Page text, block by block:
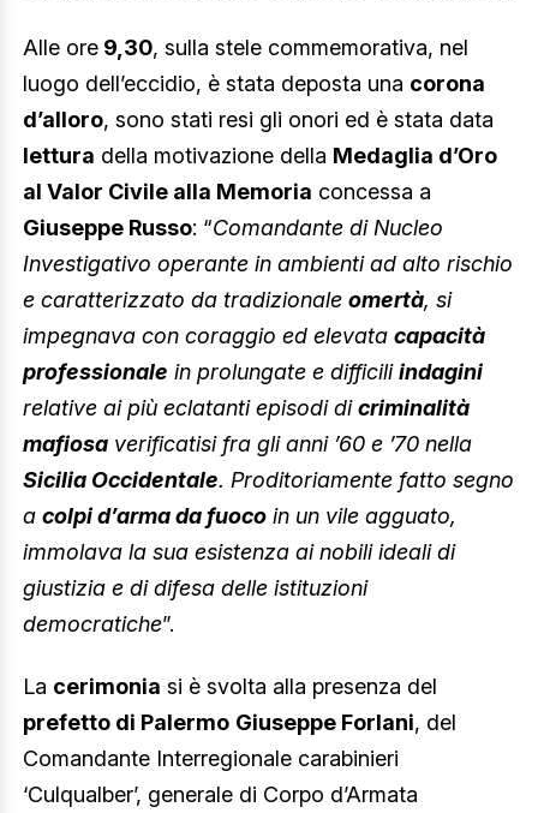
Alle ore 9,30, sulla stele commemorativa, nel
luogo dell’eccidio, è stata deposta una corona
d’alloro, sono stati resi gli onori ed è stata data
lettura della motivazione della Medaglia d’Oro
al Valor Civile alla Memoria concessa a
Giuseppe Russo: “Comandante di Nucleo
Investigativo operante in ambienti ad alto rischio
e caratterizzato da tradizionale omertà, si
impegnava con coraggio ed elevata capacità
professionale in prolungate e difficiliindagini
relative ai più eclatanti episodi dicriminalità
mafiosa verificatisi fra gli anni ’60 e ’70 nella
Sicilia Occidentale. Proditoriamente fatto segno
a colpi d’arma da fuoco in un vile agguato,
immolava la sua esistenza ai nobili ideali di
giustizia e di difesa delle istituzioni
democratiche”.
La cerimonia si è svolta alla presenza del
prefetto di Palermo Giuseppe Forlani, del
Comandante Interregionale carabinieri
‘Culqualber’, generale di Corpo d’Armata